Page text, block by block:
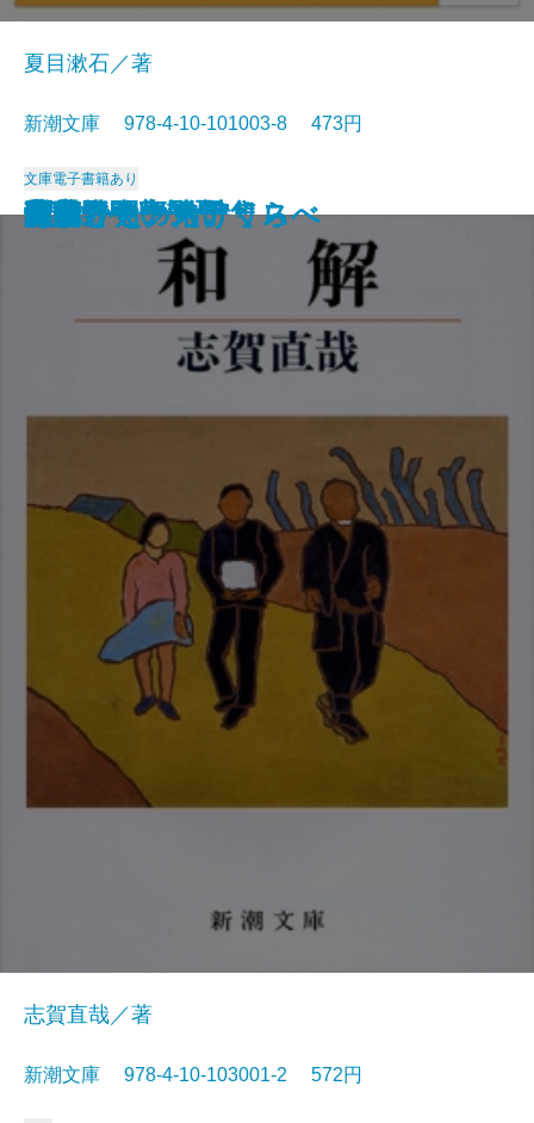
猟銃・闘牛
ヴェルレーヌ詩集
草枕
斜陽
高村光太郎詩集
歌行燈・高野聖
土
真実一路
老妓抄
坊っちゃん
夏目漱石／著
新潮文庫 978-4-10-101003-8 473円
文庫電子書籍あり
和解
志賀直哉／著
新潮文庫 978-4-10-103001-2 572円
ヰタ・セクスアリス
出家とその弟子
にごりえ・たけくらべ
武蔵野
白痴
青年
雁
それから
門